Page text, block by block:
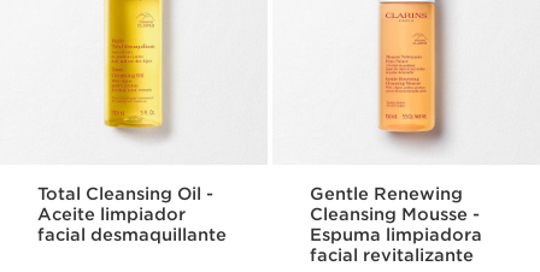
Total Cleansing Oil -
Aceite limpiador
facial desmaquillante
Gentle Renewing
Cleansing Mousse -
Espuma limpiadora
facial revitalizante